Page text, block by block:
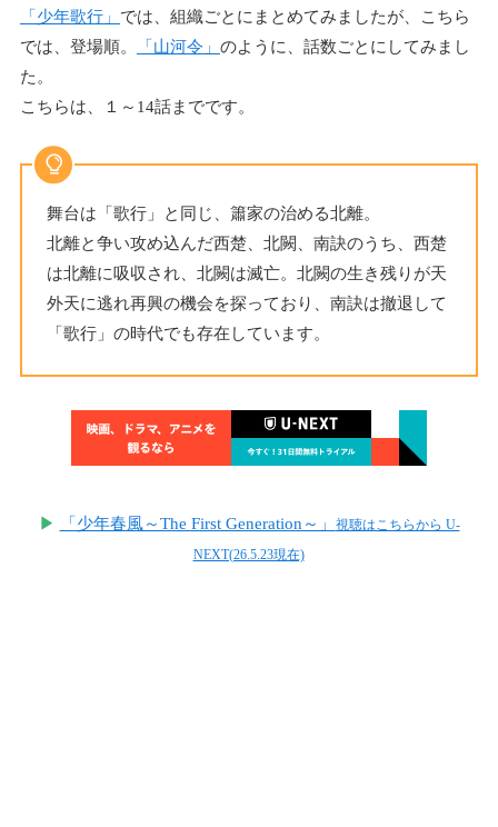
「少年歌行」 では、組織ごとにまとめてみましたが、こちら
では、登場順。
「山河令」 のように、話数ごとにしてみまし
た。
こちらは、１～14話までです。
舞台は「歌行」と同じ、簫家の治める北離。
北離と争い攻め込んだ西楚、北闕、南訣のうち、西楚
は北離に吸収され、北闕は滅亡。北闕の生き残りが天
外天に逃れ再興の機会を探っており、南訣は撤退して
「歌行」の時代でも存在しています。
▶ 「少年春風～The First Generation～」
視聴はこちらから U-
NEXT(26.5.23現在)